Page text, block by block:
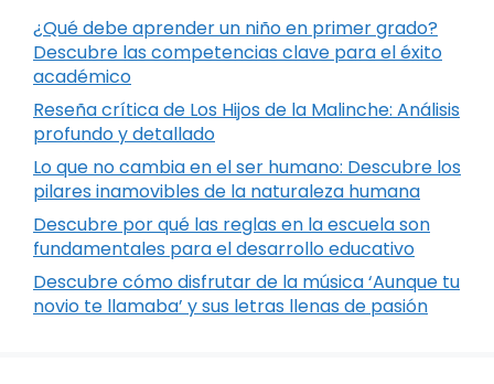
¿Qué debe aprender un niño en primer grado?
Descubre las competencias clave para el éxito
académico
Reseña crítica de Los Hijos de la Malinche: Análisis
profundo y detallado
Lo que no cambia en el ser humano: Descubre los
pilares inamovibles de la naturaleza humana
Descubre por qué las reglas en la escuela son
fundamentales para el desarrollo educativo
Descubre cómo disfrutar de la música ‘Aunque tu
novio te llamaba’ y sus letras llenas de pasión